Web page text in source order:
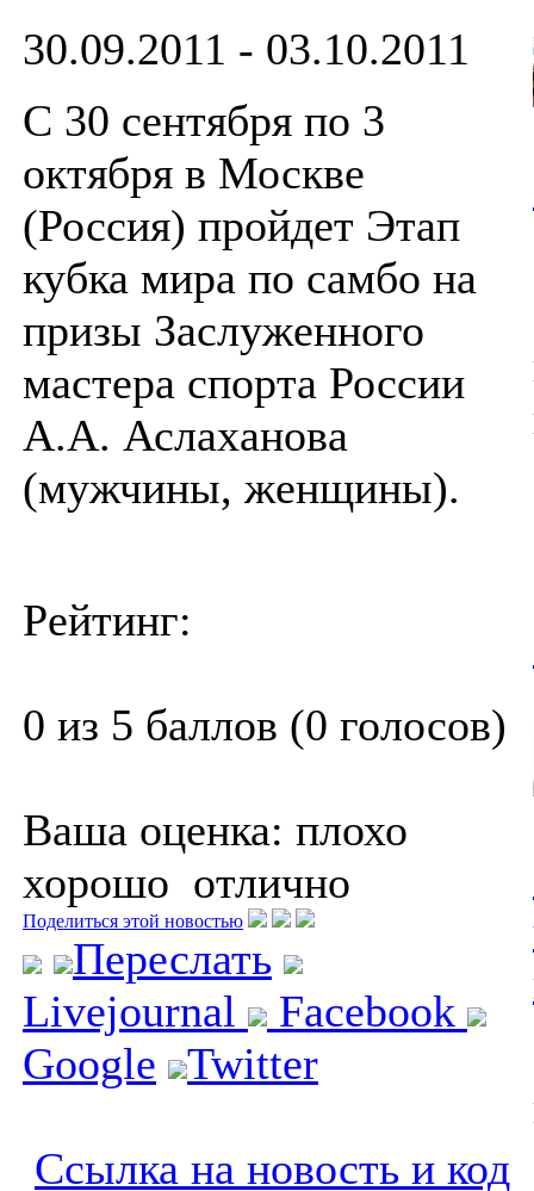
30.09.2011 - 03.10.2011
С 30 сентября по 3
октября в Москве
(Россия) пройдет Этап
кубка мира по самбо на
призы Заслуженного
мастера спорта России
А.А. Аслаханова
(мужчины, женщины).
Рейтинг:
0 из 5 баллов (0 голосов)
Ваша оценка: плохо
хорошо отлично
Поделиться этой новостью
Переслать
Livejournal
Facebook
Google
Twitter
Ссылка на новость и код